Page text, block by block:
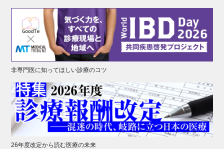
非専門医に知ってほしい診療のコツ
26年度改定から読む医療の未来